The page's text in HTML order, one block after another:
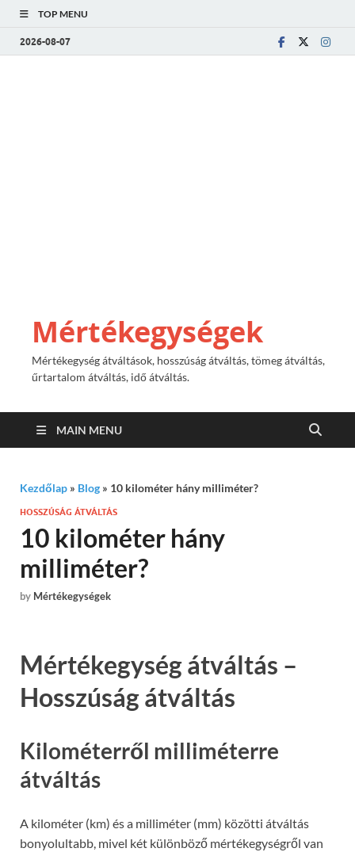
TOP MENU
2026-08-07
Mértékegységek
Mértékegység átváltások, hosszúság átváltás, tömeg átváltás,
űrtartalom átváltás, idő átváltás.
MAIN MENU
Kezdőlap » Blog » 10 kilométer hány milliméter?
HOSSZÚSÁG ÁTVÁLTÁS
10 kilométer hány
milliméter?
by Mértékegységek
Mértékegység átváltás –
Hosszúság átváltás
Kilométerről milliméterre
átváltás
A kilométer (km) és a milliméter (mm) közötti átváltás
bonyolultabb, mivel két különböző mértékegységről van